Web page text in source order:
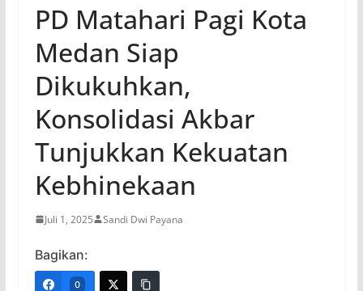
PD Matahari Pagi Kota
Medan Siap
Dikukuhkan,
Konsolidasi Akbar
Tunjukkan Kekuatan
Kebhinekaan
Juli 1, 2025 Sandi Dwi Payana
Bagikan:
0